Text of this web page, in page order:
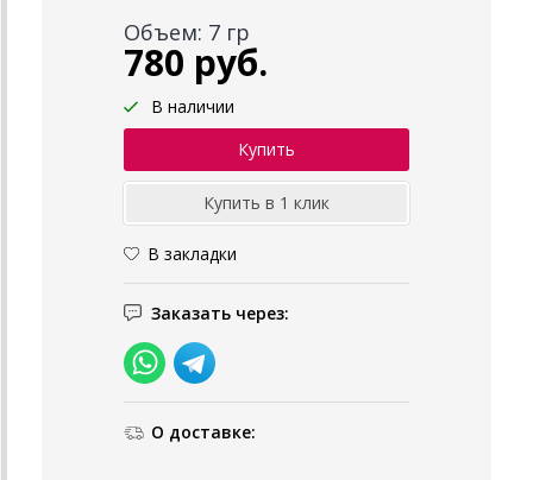
Объем: 7 гр
780 руб.
В наличии
В закладки
Заказать через:
О доставке: